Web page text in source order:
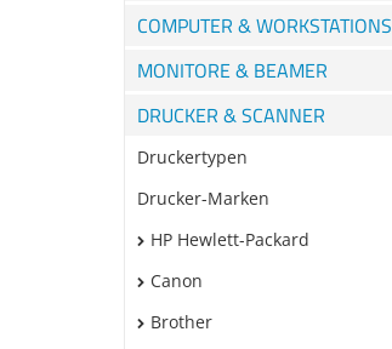
COMPUTER & WORKSTATIONS
MONITORE & BEAMER
DRUCKER & SCANNER
Druckertypen
Drucker-Marken
HP Hewlett-Packard
Canon
Brother